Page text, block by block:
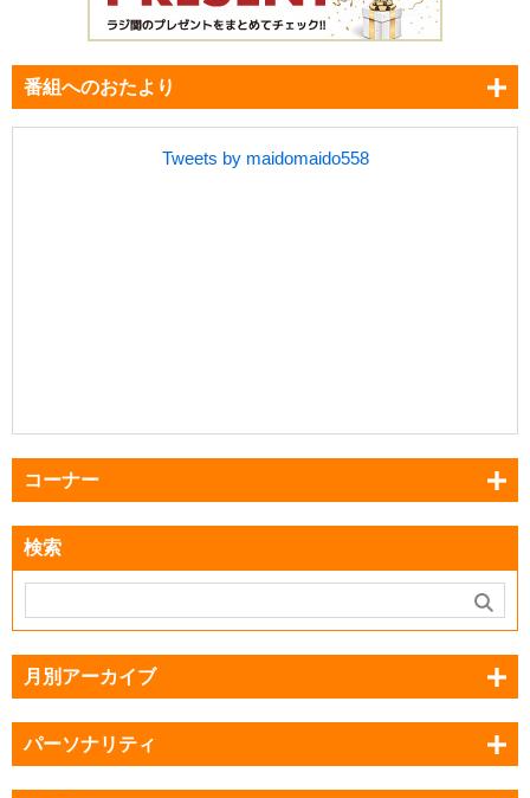
番組へのおたより
Tweets by maidomaido558
コーナー
検索
月別アーカイブ
パーソナリティ